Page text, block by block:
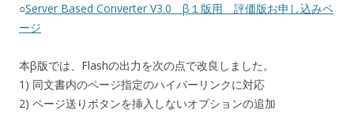
○Server Based Converter V3.0 β１版用 評価版お申し込みペ
ージ
本β版では、Flashの出力を次の点で改良しました。
1) 同文書内のページ指定のハイパーリンクに対応
2) ページ送りボタンを挿入しないオプションの追加